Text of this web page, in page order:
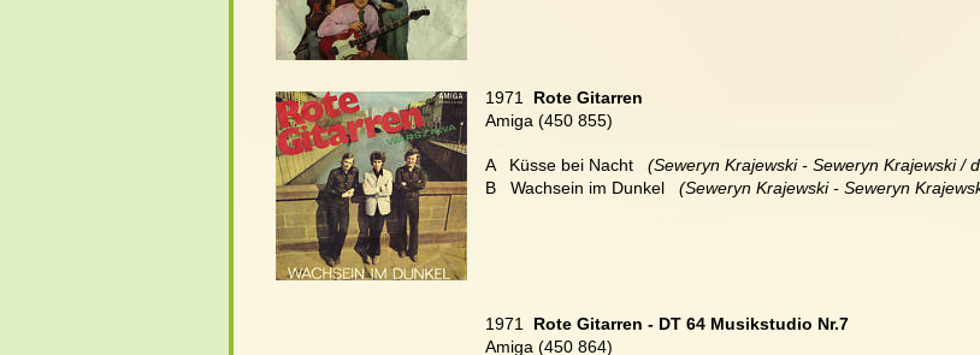
1971 Rote Gitarren
Amiga (450 855)
A   Küsse bei Nacht
(Seweryn Krajewski - Seweryn Krajewski /
B
Wachsein im Dunkel (Seweryn Krajewski - Seweryn
1971 Rote Gitarren - DT 64 Musikstudio Nr.7
Amiga (450 864)